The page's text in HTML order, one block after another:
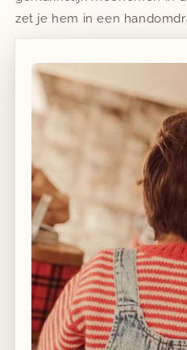
zet je hem in een
Dankzij een geïntegreerde
buitenkant biedt het
System Plus je kind tot
schokkrachten bij
Optimaal ademend! Houd
plakkerige dagen dankzij
rondom. Speciaal
de buitenkant van de
warme lucht van je kind
Plus Line-stoel voor extra
ademend vermogen heeft
autostoelbekleding, wat